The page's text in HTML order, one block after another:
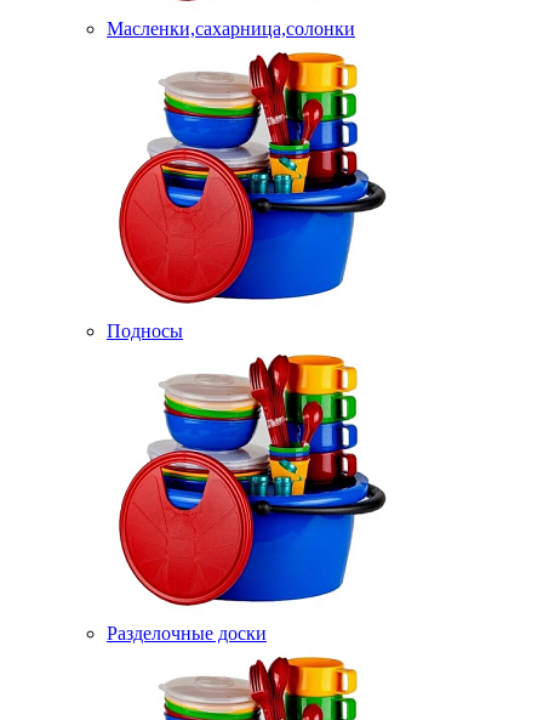
Масленки,сахарница,солонки
Подносы
Разделочные доски